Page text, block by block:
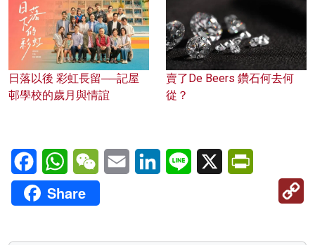
日落以後 彩虹長留──記屋
邨學校的歲月與情誼
賣了De Beers 鑽石何去何
從？
FacebookWhatsAppWeChatEmail LinkedInLine X
Share